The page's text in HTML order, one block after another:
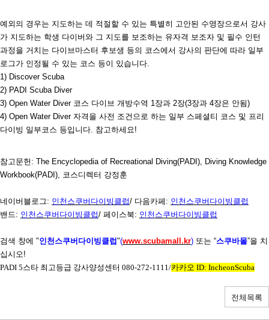
예외의 경우는 지도하는 데 적절할 수 있는 특별히 고안된 수영장으로서 강사
가 지도하는 학생 다이버와 그 지도를 보조하는 유자격 보조자 및 필수 인턴
과정을 거치는 다이브마스터 후보생 등의 코스에서 강사의 판단에 따라 일부
로그가 인정될 수 있는 코스 등이 있습니다.
1) Discover Scuba
2) PADI Scuba Diver
3) Open Water Diver 코스 다이브 개방수역 1장과 2장(3장과 4장은 안됨)
4) Open Water Diver 자격을 사전 조건으로 하는 일부 스페셜티 코스 및 프리
다이빙 일부코스 등입니다. 참고하세요!
참고문헌 : The Encyclopedia of Recreational Diving(PADI), Diving Knowledge
Workbook(PADI), 코스디렉터 강정훈
네이버블로그: 인천스쿠버다이빙클럽/ 다음카페 : 인천스쿠버다이빙클럽
밴드: 인천스쿠버다이빙클럽/ 페이스북: 인천스쿠버다이빙클럽
검색 창에 "인천스쿠버다이빙클럽 "(www.scubamall.kr) 또는 “스쿠바몰”을 치
십시오!
PADI 5스타 최고등급 강사양성센터 080-272-1111/카카오 ID: IncheonScuba
전체목록